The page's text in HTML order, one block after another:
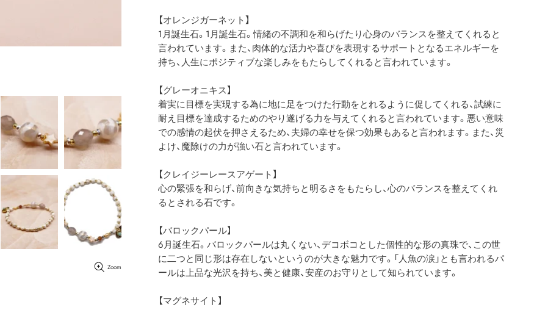
Zoom
【オレンジガーネット】
1月誕生石。1月誕生石。情緒の不調和を和らげたり心身のバランスを整えてくれると
言われています。また、肉体的な活力や喜びを表現するサポートとなるエネルギーを
持ち、人生にポジティブな楽しみをもたらしてくれると言われています。
【グレーオニキス】
着実に目標を実現する為に地に足をつけた行動をとれるように促してくれる、試練に
耐え目標を達成するためのやり遂げる力を与えてくれると言われています。悪い意味
での感情の起伏を押さえるため、夫婦の幸せを保つ効果もあると言われます。また、災
よけ、魔除けの力が強い石と言われています。
【クレイジーレースアゲート】
心の緊張を和らげ、前向きな気持ちと明るさをもたらし、心のバランスを整えてくれ
るとされる石です。
【バロックパール】
6月誕生石。バロックパールは丸くない、デコボコとした個性的な形の真珠で、この世
に二つと同じ形は存在しないというのが大きな魅力です。「人魚の涙」とも言われるパ
ールは上品な光沢を持ち、美と健康、安産のお守りとして知られています。
【マグネサイト】